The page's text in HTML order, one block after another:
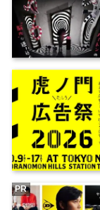
PR